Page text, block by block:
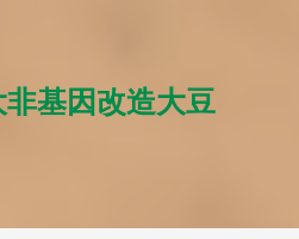
基因改造大豆